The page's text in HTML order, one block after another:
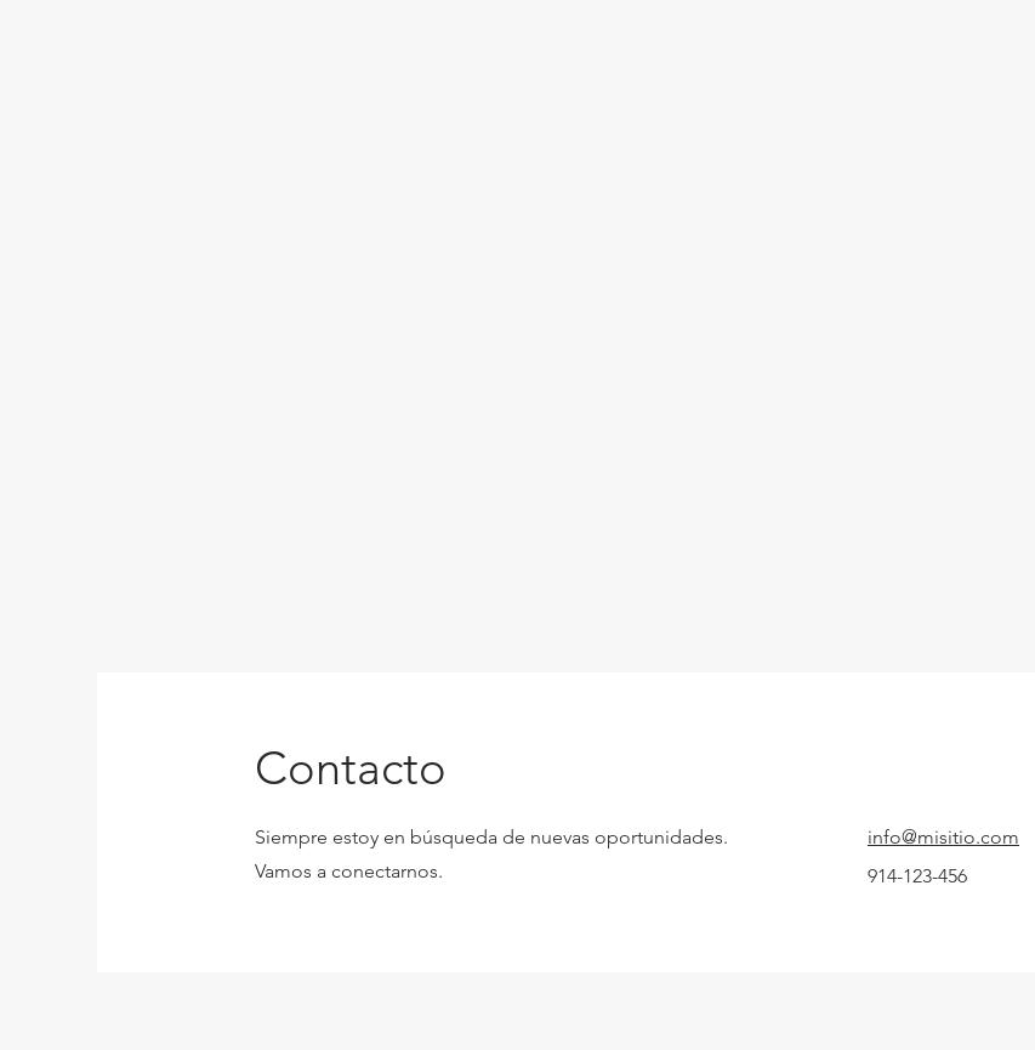
Contacto
Siempre estoy en búsqueda de nuevas oportunidades.
Vamos a conectarnos.
info@misitio.com
914-123-456